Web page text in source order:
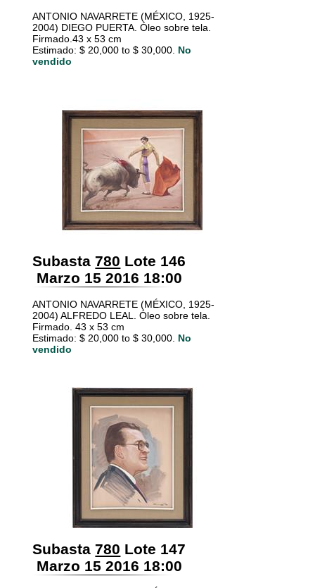
ANTONIO NAVARRETE (MÉXICO, 1925-
2004) DIEGO PUERTA. Óleo sobre tela.
Firmado.43 x 53 cm
Estimado: $ 20,000 to $ 30,000. No
vendido
Subasta 780 Lote 146
Marzo 15 2016 18:00
ANTONIO NAVARRETE (MÉXICO, 1925-
2004) ALFREDO LEAL. Óleo sobre tela.
Firmado. 43 x 53 cm
Estimado: $ 20,000 to $ 30,000. No
vendido
Subasta 780 Lote 147
Marzo 15 2016 18:00